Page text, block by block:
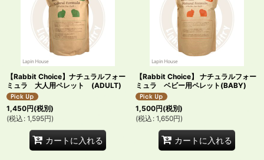
【Rabbit Choice】ナチュラルフォー
ミュラ 大人用ペレット (ADULT)
1,450円(税別)
(税込 : 1,595円)
カートに入れる
【Rabbit Choice】 ナチュラルフォー
ミュラ ベビー用ペレット(BABY)
1,500円(税別)
(税込 : 1,650円)
カートに入れる